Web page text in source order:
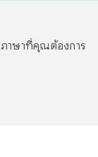
าษาที่คุณต้องการ